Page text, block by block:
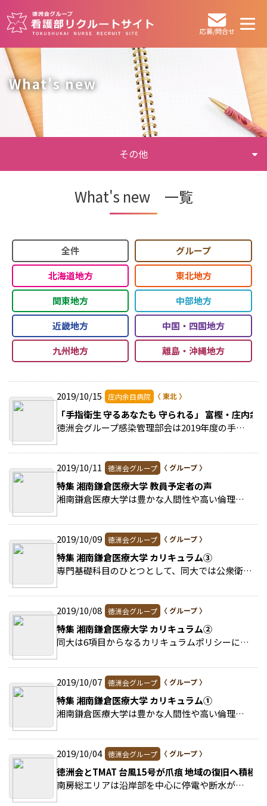
応募/問合せ
What's new
What's new 一覧
全件
グループ
北海道地方
東北地方
関東地方
中部地方
近畿地方
中国・四国地方
九州地方
離島・沖縄地方
2019/10/15 庄内余目病院
「手指衛生 守るあなたも 守られる」 富樫・庄内余
徳洲会グループ感染管理部会は2019年度の手指衛生強化のための標語を「手指衛生 守るあなたも 守られる」に決定した。 >>続きを読む
2019/10/11 徳洲会グループ
特集 湘南鎌倉医療大学 教員予定者の声
湘南鎌倉医療大学は豊かな人間性や高い倫理観・コミュニケーション能力、科学的根拠に基づいた看護実践などができる看護師を養成するため、看護学の基礎から応用までを体系的に学修… >>続きを読む
2019/10/09 徳洲会グループ
特集 湘南鎌倉医療大学 カリキュラム③
専門基礎科目のひとつとして、同大では公衆衛生学を必修としている。これは、看護職が地域に出向いて仕事を行う際に知っておくべき、地域で暮らす方々の健康の保持・増進や疾病予防… >>続きを読む
2019/10/08 徳洲会グループ
特集 湘南鎌倉医療大学 カリキュラム②
同大は6項目からなるカリキュラムポリシーに基づき授業科目の編成を行った。カリキュラムの全体像を俯瞰（ふかん）するのに役立つため紹介する。 >>続きを読む
2019/10/07 徳洲会グループ
特集 湘南鎌倉医療大学 カリキュラム①
湘南鎌倉医療大学は豊かな人間性や高い倫理観・コミュニケーション能力、科学的根拠に基づいた看護実践などができる看護師を養成するため、看護学の基礎から応用までを体系的に学修… >>続きを読む
2019/10/04 徳洲会グループ
徳洲会とTMAT 台風15号が爪痕 地域の復旧へ積極
南房総エリアは沿岸部を中心に停電や断水が継続。安房地域医療センターは通常の2～3倍の救急を受け入れており、満床状態で、廊下やデイルームにベッドを入れて、患者さんを受け入れ… >>続きを読む
その他